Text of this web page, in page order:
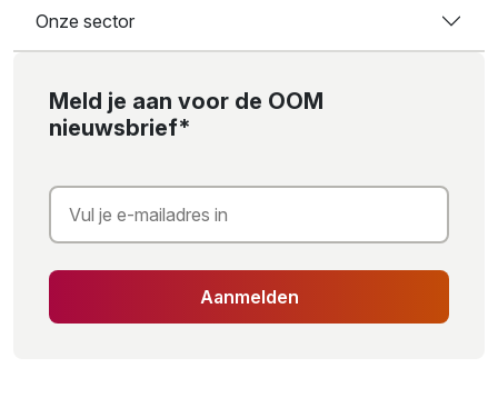
Onze sector
Meld je aan voor de OOM
nieuwsbrief*
Aanmelden